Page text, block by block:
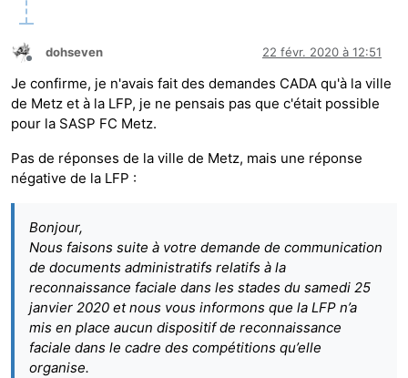
Hors-ligne
dohseven 22 févr. 2020 à 12:51
Je confirme, je n'avais fait des demandes CADA qu'à la ville
de Metz et à la LFP, je ne pensais pas que c'était possible
pour la SASP FC Metz.
Pas de réponses de la ville de Metz, mais une réponse
négative de la LFP :
Bonjour,
Nous faisons suite à votre demande de communication
de documents administratifs relatifs à la
reconnaissance faciale dans les stades du samedi 25
janvier 2020 et nous vous informons que la LFP n’a
mis en place aucun dispositif de reconnaissance
faciale dans le cadre des compétitions qu’elle
organise.